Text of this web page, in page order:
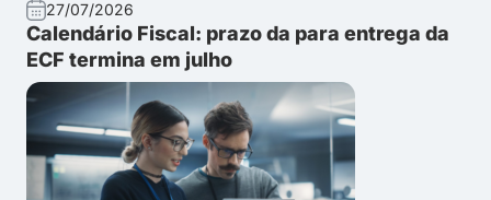
27/07/2026
Calendário Fiscal: prazo da para entrega da
ECF termina em julho